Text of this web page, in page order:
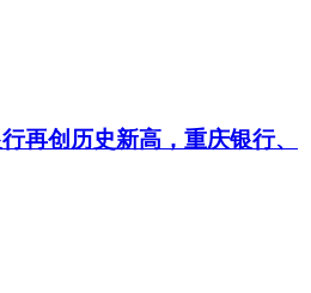
再创历史新高，重庆银行、